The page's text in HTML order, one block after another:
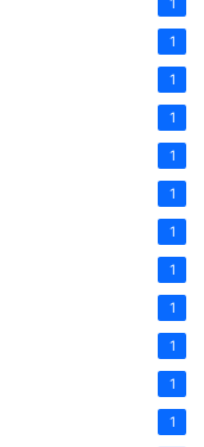
1
1
1
1
1
1
1
1
1
1
1